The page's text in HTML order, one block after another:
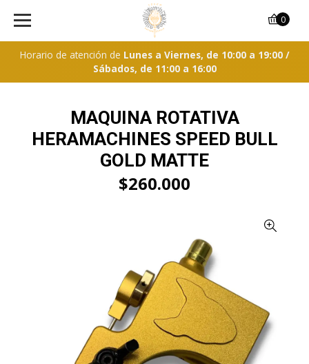
Horario de atención de Lunes a Viernes, de 10:00 a 19:00 /
Sábados, de 11:00 a 16:00
0
MAQUINA ROTATIVA
HERAMACHINES SPEED BULL
GOLD MATTE
$260.000